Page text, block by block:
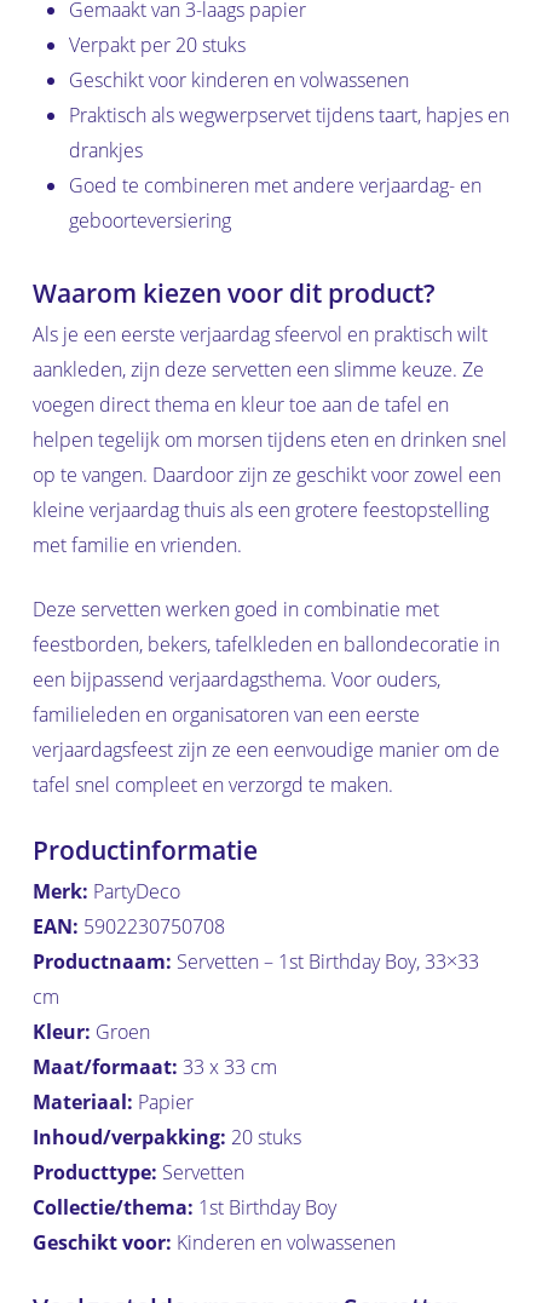
Gemaakt van 3-laags papier
Verpakt per 20 stuks
Geschikt voor kinderen en volwassenen
Praktisch als wegwerpservet tijdens taart, hapjes en
drankjes
Goed te combineren met andere verjaardag- en
geboorteversiering
Waarom kiezen voor dit product?
Als je een eerste verjaardag sfeervol en praktisch wilt
aankleden, zijn deze servetten een slimme keuze. Ze
voegen direct thema en kleur toe aan de tafel en
helpen tegelijk om morsen tijdens eten en drinken snel
op te vangen. Daardoor zijn ze geschikt voor zowel een
kleine verjaardag thuis als een grotere feestopstelling
met familie en vrienden.
Deze servetten werken goed in combinatie met
feestborden, bekers, tafelkleden en ballondecoratie in
een bijpassend verjaardagsthema. Voor ouders,
familieleden en organisatoren van een eerste
verjaardagsfeest zijn ze een eenvoudige manier om de
tafel snel compleet en verzorgd te maken.
Productinformatie
Merk: PartyDeco
EAN: 5902230750708
Productnaam: Servetten – 1st Birthday Boy, 33×33
cm
Kleur: Groen
Maat/formaat: 33 x 33 cm
Materiaal: Papier
Inhoud/verpakking: 20 stuks
Producttype: Servetten
Collectie/thema: 1st Birthday Boy
Geschikt voor: Kinderen en volwassenen